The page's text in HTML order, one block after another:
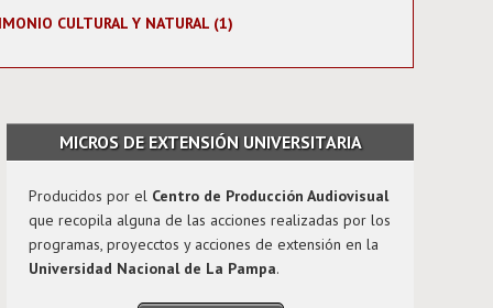
CULTURAL Y NATURAL (1)
MICROS DE EXTENSIÓN UNIVERSITARIA
Producidos por el Centro de Producción Audiovisual
que recopila alguna de las acciones realizadas por los
programas, proyecctos y acciones de extensión en la
Universidad Nacional de La Pampa.